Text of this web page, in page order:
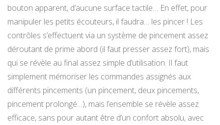
bouton apparent, d’aucune surface tactile… En effet, pour
manipuler les petits écouteurs, il faudra… les pincer ! Les
contrôles s’effectuent via un système de pincement assez
déroutant de prime abord (il faut presser assez fort), mais
qui se révèle au final assez simple d’utilisation. Il faut
simplement mémoriser les commandes assignés aux
différents pincements (un pincement, deux pincements,
pincement prolongé…), mais l’ensemble se révèle assez
efficace, sans pour autant être d’un confort absolu, avec